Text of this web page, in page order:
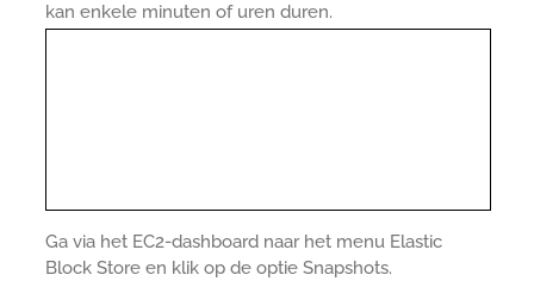
kan enkele minuten of uren duren.
Ga via het EC2-dashboard naar het menu Elastic
Block Store en klik op de optie Snapshots.